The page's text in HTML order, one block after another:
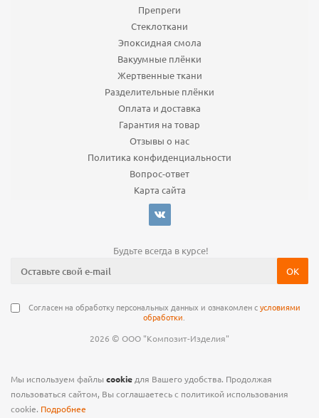
Препреги
Стеклоткани
Эпоксидная смола
Вакуумные плёнки
Жертвенные ткани
Разделительные плёнки
Оплата и доставка
Гарантия на товар
Отзывы о нас
Политика конфиденциальности
Вопрос-ответ
Карта сайта
Будьте всегда в курсе!
Согласен на обработку персональных данных и ознакомлен сусловиями
обработки
2026 © ООО "Композит-Изделия"
Мы используем файлы cookie для Вашего удобства. Продолжая
пользоваться сайтом, Вы соглашаетесь с политикой использования
cookie. Подробнее